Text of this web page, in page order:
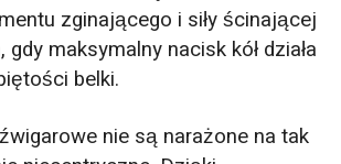
zginającego i siły ścinającej
maksymalny nacisk kół działa
belki.
nie są narażone na tak